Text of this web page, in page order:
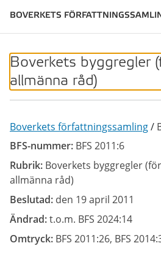
BOVERKETS
Boverkets byggregler
allmänna råd)
Boverkets författningssamling/
BFS-nummer: BFS 2011:6
Rubrik: Boverkets byggregler
allmänna råd)
Beslutad: den 19 april 2011
Ändrad:t.o.m. BFS 2024:14
Omtryck: BFS 2011:26, BFS